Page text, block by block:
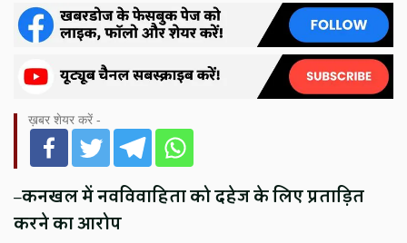
ख़बर शेयर करें -
–कनखल में नवविवाहिता को दहेज के लिए प्रताड़ित
करने का आरोप